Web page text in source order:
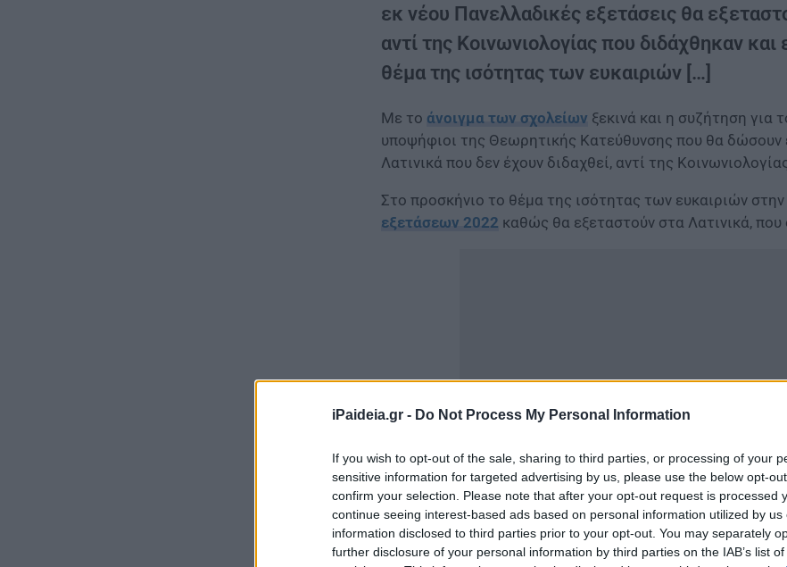
iPaideia.gr - Do Not Process My Personal Information
If you wish to opt-out of the sale, sharing to third parties, or processing of your
sensitive information for targeted advertising by us, please use the below opt-
confirm your selection. Please note that after your opt-out request is processed
continue seeing interest-based ads based on personal information utilized by us
information disclosed to third parties prior to your opt-out. You may separately
further disclosure of your personal information by third parties on the IAB’s list
εκ νέου Πανελλαδικές εξετάσεις θα
αντί της Κοινωνιολογίας που διδάχθηκαν
θέμα της ισότητας των ευκαιριών […]
Με το άνοιγμα των σχολείων ξεκινά και η συζήτηση για
υποψήφιοι της Θεωρητικής Κατεύθυνσης που θα δώσουν
Λατινικά που δεν έχουν διδαχθεί, αντί της
Στο προσκήνιο το θέμα της ισότητας των ευκαιριών
εξετάσεων 2022 καθώς θα εξεταστούν στα Λατινικά,
Πρόκειται σύμφωνα με το Πρώτο Θέμα, για τους
συμμετάσχουν εκ νέου στιςΠανελλήνιες 2022, ως
Λατινικών αντί της Κοινωνιολογίας, ύστερα από την